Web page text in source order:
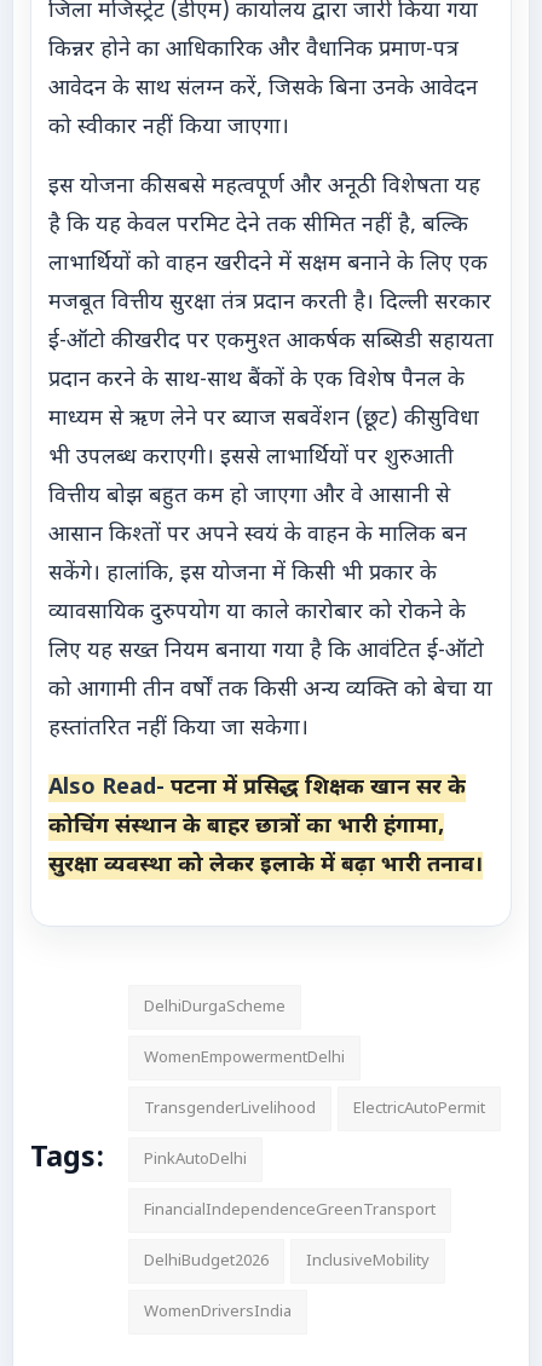
जिला मजिस्ट्रेट (डीएम) कार्यालय द्वारा जारी किया गया
किन्नर होने का आधिकारिक और वैधानिक प्रमाण-पत्र
आवेदन के साथ संलग्न करें, जिसके बिना उनके आवेदन
को स्वीकार नहीं किया जाएगा।
इस योजना की सबसे महत्वपूर्ण और अनूठी विशेषता यह
है कि यह केवल परमिट देने तक सीमित नहीं है, बल्कि
लाभार्थियों को वाहन खरीदने में सक्षम बनाने के लिए एक
मजबूत वित्तीय सुरक्षा तंत्र प्रदान करती है। दिल्ली सरकार
ई-ऑटो की खरीद पर एकमुश्त आकर्षक सब्सिडी सहायता
प्रदान करने के साथ-साथ बैंकों के एक विशेष पैनल के
माध्यम से ऋण लेने पर ब्याज सबवेंशन (छूट) की सुविधा
भी उपलब्ध कराएगी। इससे लाभार्थियों पर शुरुआती
वित्तीय बोझ बहुत कम हो जाएगा और वे आसानी से
आसान किश्तों पर अपने स्वयं के वाहन के मालिक बन
सकेंगे। हालांकि, इस योजना में किसी भी प्रकार के
व्यावसायिक दुरुपयोग या काले कारोबार को रोकने के
लिए यह सख्त नियम बनाया गया है कि आवंटित ई-ऑटो
को आगामी तीन वर्षों तक किसी अन्य व्यक्ति को बेचा या
हस्तांतरित नहीं किया जा सकेगा।
Also Read- पटना में प्रसिद्ध शिक्षक खान सर के
कोचिंग संस्थान के बाहर छात्रों का भारी हंगामा,
सुरक्षा व्यवस्था को लेकर इलाके में बढ़ा भारी तनाव।
Tags:
DelhiDurgaScheme
WomenEmpowermentDelhi
TransgenderLivelihood ElectricAutoPermit
PinkAutoDelhi
FinancialIndependenceGreenTransport
DelhiBudget2026 InclusiveMobility
WomenDriversIndia